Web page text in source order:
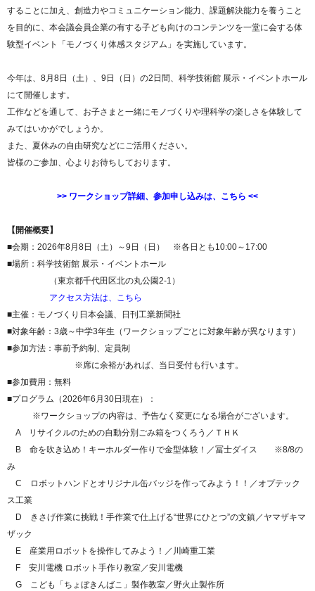
することに加え、創造力やコミュニケーション能力、課題解決能力を養うこと
を目的に、本会議会員企業の有する子ども向けのコンテンツを一堂に会する体
験型イベント「モノづくり体感スタジアム」を実施しています。
今年は、8月8日（土）、9日（日）の2日間、科学技術館 展示・イベントホール
にて開催します。
工作などを通して、お子さまと一緒にモノづくりや理科学の楽しさを体験して
みてはいかがでしょうか。
また、夏休みの自由研究などにご活用ください。
皆様のご参加、心よりお待ちしております。
>> ワークショップ詳細、参加申し込みは、こちら <<
【開催概要】
■会期：2026年8月8日（土）～9日（日） ※各日とも10:00～17:00
■場所：科学技術館 展示・イベントホール
（東京都千代田区北の丸公園2-1）
アクセス方法は、こちら
■主催：モノづくり日本会議、日刊工業新聞社
■対象年齢：3歳～中学3年生（ワークショップごとに対象年齢が異なります）
■参加方法：事前予約制、定員制
※席に余裕があれば、当日受付も行います。
■参加費用：無料
■プログラム（2026年6月30日現在）：
※ワークショップの内容は、予告なく変更になる場合がございます。
A リサイクルのための自動分別ごみ箱をつくろう／ＴＨＫ
B 命を吹き込め！キーホルダー作りで金型体験！／冨士ダイス ※8/8の
み
C ロボットハンドとオリジナル缶バッジを作ってみよう！！／オプテック
ス工業
D きさげ作業に挑戦！手作業で仕上げる“世界にひとつ”の文鎮／ヤマザキマ
ザック
E 産業用ロボットを操作してみよう！／川崎重工業
F 安川電機 ロボット手作り教室／安川電機
G こども「ちょぼきんばこ」製作教室／野火止製作所